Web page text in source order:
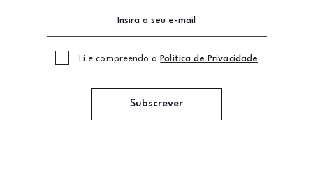
Li e compreendo a Politica de Privacidade
Subscrever